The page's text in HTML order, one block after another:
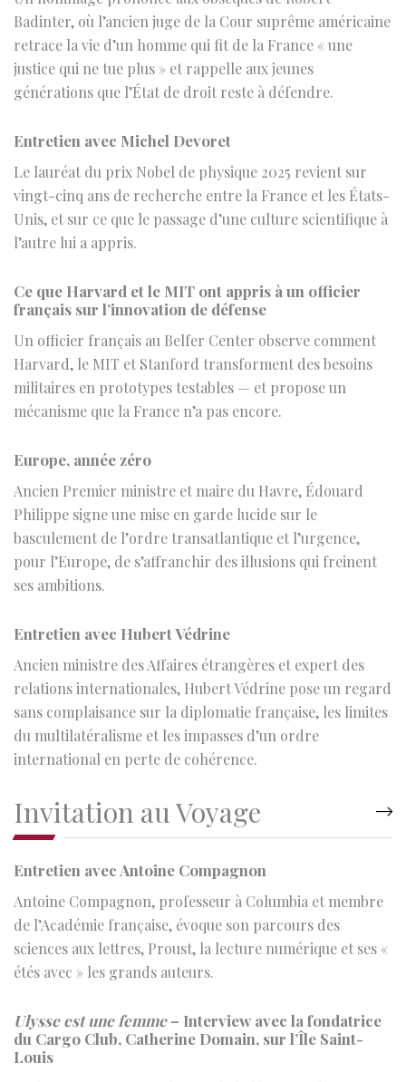
générations que l’État de droit reste à défendre.
Entretien avec Michel Devoret
Le lauréat du prix Nobel de physique 2025 revient sur
Unis, et sur ce que le passage d’une culture scientifique à
l’autre lui a appris.
Ce que Harvard et le MIT ont appris à un officier
français sur l’innovation de défense
Harvard, le MIT et Stanford transforment des besoins
militaires en prototypes testables — et propose un
mécanisme que la France n’a pas encore.
Europe, année zéro
Ancien Premier ministre et maire du Havre, Édouard
basculement de l’ordre transatlantique et l’urgence,
pour l’Europe, de s’affranchir des illusions qui freinent
ses ambitions.
Entretien avec Hubert Védrine
sans complaisance sur la diplomatie française, les limites
du multilatéralisme et les impasses d’un ordre
international en perte de cohérence.
Invitation au Voyage
Entretien avec Antoine Compagnon
Antoine Compagnon, professeur à Columbia et membre
sciences aux lettres, Proust, la lecture numérique et ses «
étés avec » les grands auteurs.
Ulysse est une femme– Interview avec la fondatrice
du Cargo Club, Catherine Domain, sur l’Île Saint-
Catherine Domain, fondatrice de la librairie Ulysse sur
l’Île Saint-Louis, nous parle de voyages, de littérature, de
liberté et de l’art de vivre sans compromis.